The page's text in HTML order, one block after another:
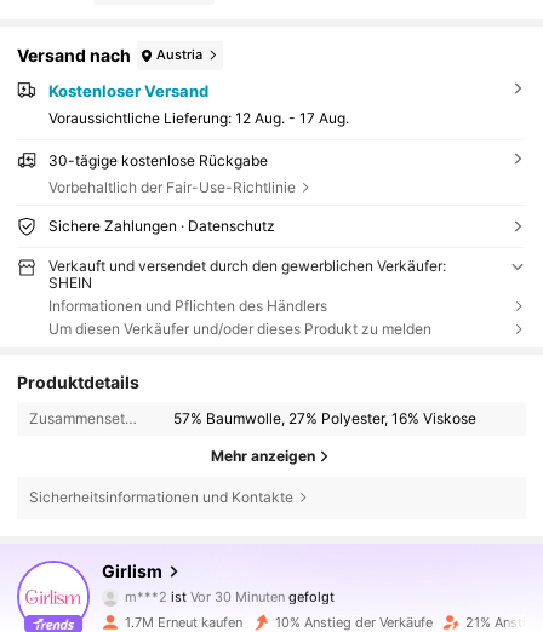
Versand nach Austria
Kostenloser Versand
Voraussichtliche Lieferung: 12 Aug. - 17 Aug.
30-tägige kostenlose Rückgabe
Vorbehaltlich der Fair-Use-Richtlinie
Sichere Zahlungen · Datenschutz
Verkauft und versendet durch den gewerblichen Verkäufer:
SHEIN
Informationen und Pflichten des Händlers
Um diesen Verkäufer und/oder dieses Produkt zu melden
Produktdetails
Zusammensetzung: 57% Baumwolle, 27% Polyester, 16% Viskose
Mehr anzeigen
Sicherheitsinformationen und Kontakte
Girlism
m***2 ist
h***gist am Durchsuchen
4,83
680K Follower
1.7M Erneut kaufen 10% Anstieg der Verkäufe 21%